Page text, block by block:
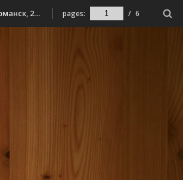
Ржевский, Б. Н. Академик А. Е. Ферсман под прицелом НКВД // VI Ушаковские чтения / Федер. агентство по образованию, Мурм. гос. пед. ун-т [и др.]. - Мурманск, 2010. - С. 255-260. pages: / 6